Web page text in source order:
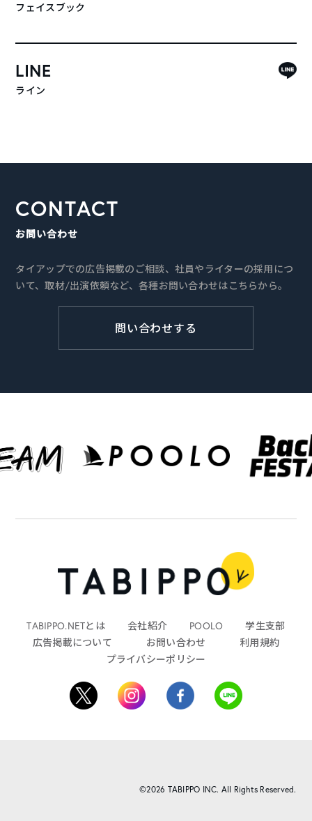
フェイスブック
LINE
ライン
CONTACT
お問い合わせ
タイアップでの広告掲載のご相談、社員やライターの採用につ
いて、取材/出演依頼など、各種お問い合わせはこちらから。
問い合わせする
TABIPPO.NETとは 会社紹介 POOLO
学生支部
広告掲載について
お問い合わせ
利用規約
プライバシーポリシー
©2026 TABIPPO INC. All Rights Reserved.